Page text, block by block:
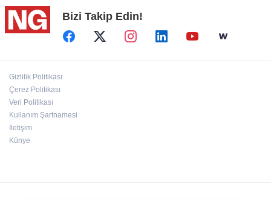
Türkiye, Suudi Arabistan ve Pakistan ortak
savunma anlaşması...
Bizi Takip Edin!
Gizlilik Politikası
Çerez Politikası
Veri Politikası
Kullanım Şartnamesi
İletişim
Künye